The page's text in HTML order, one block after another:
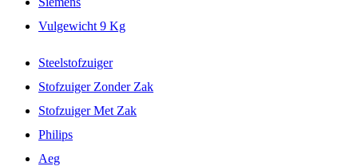
Vulgewicht 9 Kg
Steelstofzuiger
Stofzuiger Zonder Zak
Stofzuiger Met Zak
Philips
Aeg